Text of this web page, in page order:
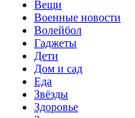
Вещи
Военные новости
Волейбол
Гаджеты
Дети
Дом и сад
Еда
Звёзды
Здоровье